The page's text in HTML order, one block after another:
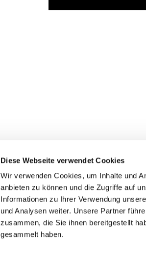
Diese Webseite verwendet Cookies
Wir verwenden Cookies, um Inhalte und
anbieten zu können und die Zugriffe auf
Informationen zu Ihrer Verwendung
und Analysen weiter. Unsere Partner
zusammen, die Sie ihnen bereitgestellt
gesammelt haben.